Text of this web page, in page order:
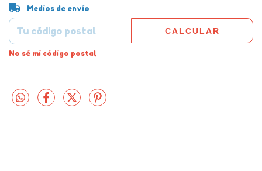
Entregas para el CP:
Medios de envío
CALCULAR
No sé mi código postal